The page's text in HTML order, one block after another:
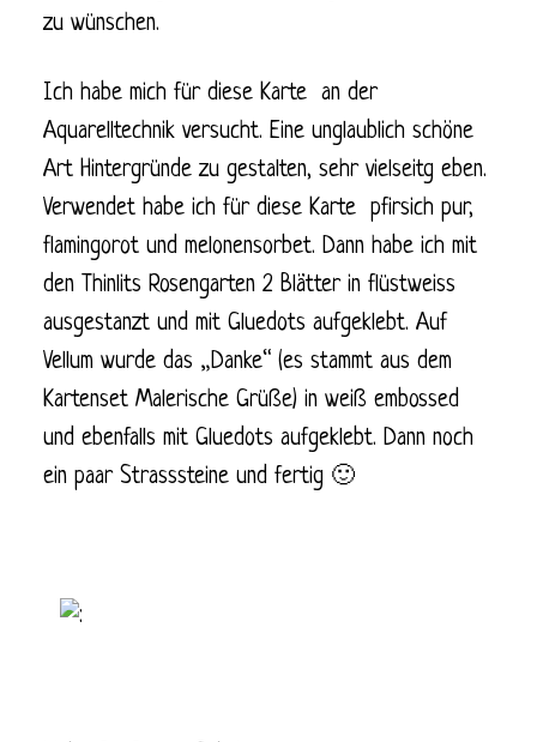
zu wünschen.
Ich habe mich für diese Karte an der
Aquarelltechnik versucht. Eine unglaublich schöne
Art Hintergründe zu gestalten, sehr vielseitg eben.
Verwendet habe ich für diese Karte pfirsich pur,
flamingorot und melonensorbet. Dann habe ich mit
den Thinlits Rosengarten 2 Blätter in flüstweiss
ausgestanzt und mit Gluedots aufgeklebt. Auf
Vellum wurde das „Danke“ (es stammt aus dem
Kartenset Malerische Grüße) in weiß embossed
und ebenfalls mit Gluedots aufgeklebt. Dann noch
ein paar Strasssteine und fertig 🙂